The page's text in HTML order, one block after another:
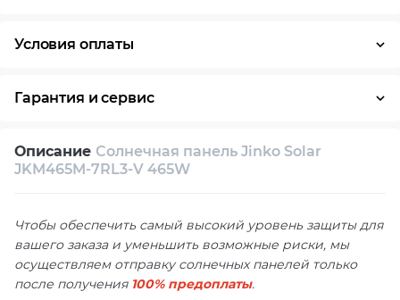
Условия оплаты
Гарантия и сервис
Собственный сервисный центр
Описание Солнечная панель Jinko Solar
JKM465M-7RL3-V 465W
Чтобы обеспечить самый высокий уровень защиты для
вашего заказа и уменьшить возможные риски, мы
осуществляем отправку солнечных панелей только
после получения 100% предоплаты.